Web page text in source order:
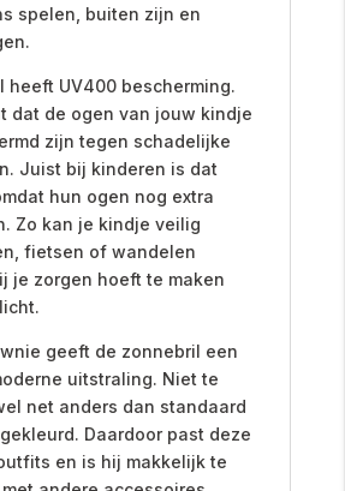
spelen, buiten zijn en
heeft UV400 bescherming.
dat de ogen van jouw kindje
zijn tegen schadelijke
Juist bij kinderen is dat
hun ogen nog extra
Zo kan je kindje veilig
fietsen of wandelen
je zorgen hoeft te maken
geeft de zonnebril een
uitstraling. Niet te
net anders dan standaard
Daardoor past deze
en is hij makkelijk te